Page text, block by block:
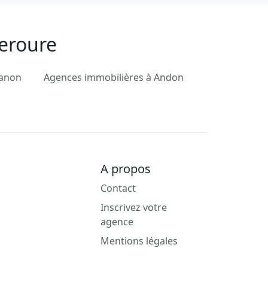
Agences immobilières à Andon
A propos
Contact
Inscrivez votre
agence
Mentions légales